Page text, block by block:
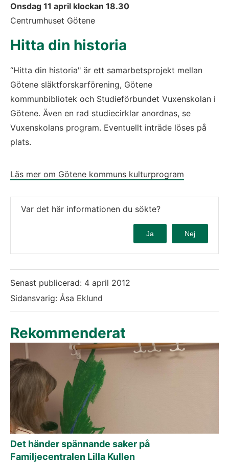
Onsdag 11 april klockan 18.30
Centrumhuset Götene
Hitta din historia
“Hitta din historia" är ett samarbetsprojekt mellan
Götene släktforskarförening, Götene
kommunbibliotek och Studieförbundet Vuxenskolan i
Götene. Även en rad studiecirklar anordnas, se
Vuxenskolans program. Eventuellt inträde löses på
plats.
Läs mer om Götene kommuns kulturprogram
Var det här informationen du sökte?
Ja Nej
Senast publicerad: 4 april 2012
Sidansvarig: Åsa Eklund
Rekommenderat
Det händer spännande saker på
Familjecentralen Lilla Kullen